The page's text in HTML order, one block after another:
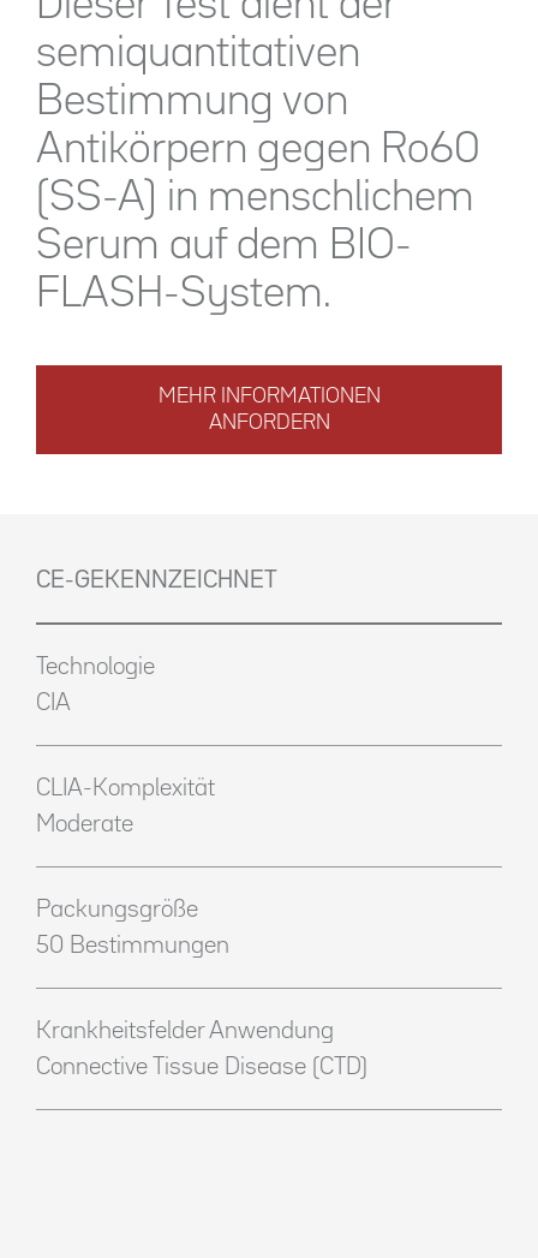
semiquantitativen
Bestimmung von
Antikörpern gegen Ro60
(SS-A) in menschlichem
Serum auf dem BIO-
FLASH-System.
MEHR INFORMATIONEN
ANFORDERN
CE-GEKENNZEICHNET
Technologie
CIA
CLIA-Komplexität
Moderate
Packungsgröße
50 Bestimmungen
Krankheitsfelder Anwendung
Connective Tissue Disease (CTD)